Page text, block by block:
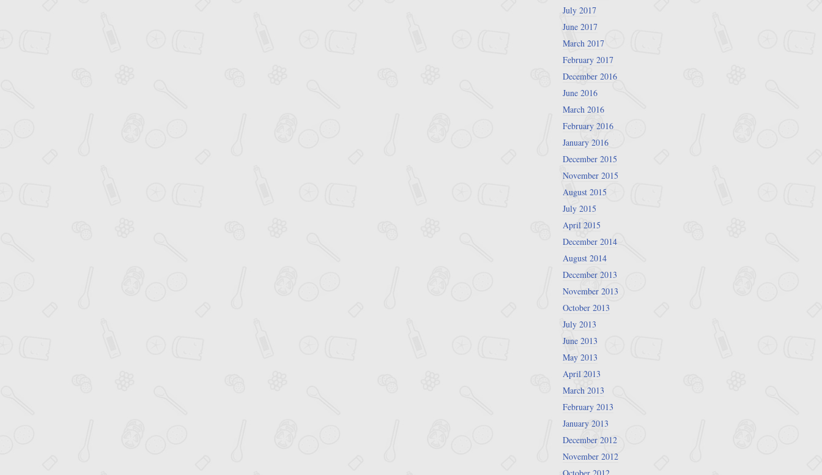
July 2017
June 2017
March 2017
February 2017
December 2016
June 2016
March 2016
February 2016
January 2016
December 2015
November 2015
August 2015
July 2015
April 2015
December 2014
August 2014
December 2013
November 2013
October 2013
July 2013
June 2013
May 2013
April 2013
March 2013
February 2013
January 2013
December 2012
November 2012
October 2012